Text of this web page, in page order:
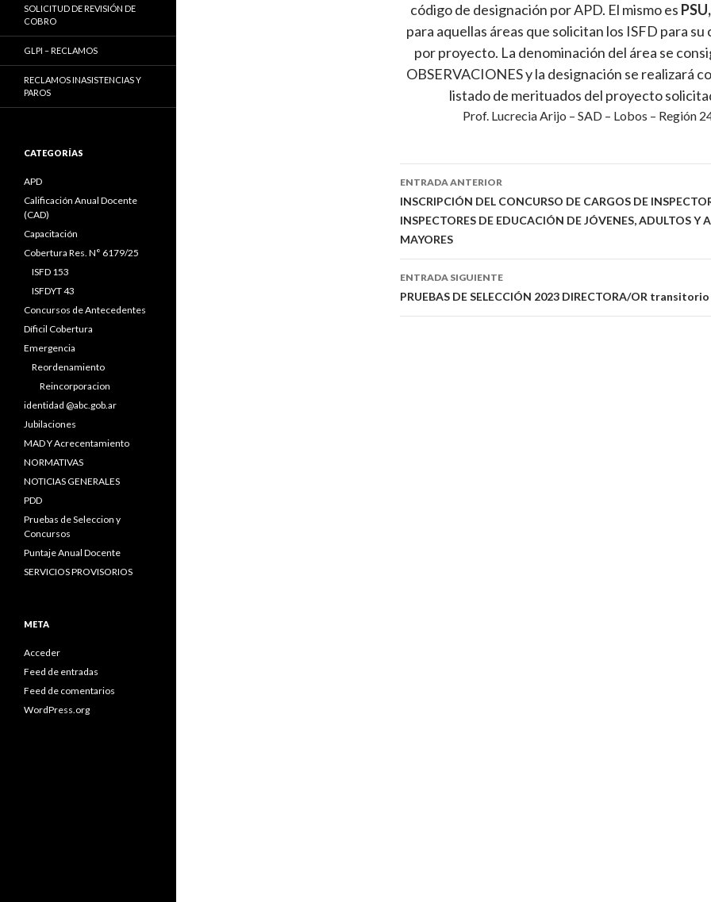
código de designación por APD. El mismo es PSU,
para aquellas áreas que solicitan los ISFD para
por proyecto. La denominación del área se
OBSERVACIONES y la designación se realizará
listado de merituados del proyecto
Prof. Lucrecia Arijo – SAD – Lobos – Región
Navegación
de
entradas
ENTRADA ANTERIOR
INSCRIPCIÓN DEL CONCURSO DE CARGOS DE
INSPECTORES DE EDUCACIÓN DE JÓVENES, ADULTOS Y
MAYORES
ENTRADA SIGUIENTE
PRUEBAS DE SELECCIÓN 2023 DIRECTORA/OR transitorio
SOLICITUD DE REVISIÓN DE
COBRO
GLPI – RECLAMOS
RECLAMOS INASISTENCIAS Y
PAROS
CATEGORÍAS
APD
Calificación Anual Docente
(CAD)
Capacitación
Cobertura Res. N° 6179/25
ISFD 153
ISFDYT 43
Concursos de Antecedentes
Díficil Cobertura
Emergencia
Reordenamiento
Reincorporacion
identidad @abc.gob.ar
Jubilaciones
MAD Y Acrecentamiento
NORMATIVAS
NOTICIAS GENERALES
PDD
Pruebas de Seleccion y
Concursos
Puntaje Anual Docente
SERVICIOS PROVISORIOS
META
Acceder
Feed de entradas
Feed de comentarios
WordPress.org